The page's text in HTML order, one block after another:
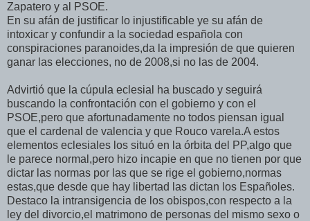
Zapatero y al PSOE.
En su afán de justificar lo injustificable ye su afán de
intoxicar y confundir a la sociedad española con
conspiraciones paranoides,da la impresión de que quieren
ganar las elecciones, no de 2008,si no las de 2004.
Advirtió que la cúpula eclesial ha buscado y seguirá
buscando la confrontación con el gobierno y con el
PSOE,pero que afortunadamente no todos piensan igual
que el cardenal de valencia y que Rouco varela.A estos
elementos eclesiales los situó en la órbita del PP,algo que
le parece normal,pero hizo incapie en que no tienen por que
dictar las normas por las que se rige el gobierno,normas
estas,que desde que hay libertad las dictan los Españoles.
Destaco la intransigencia de los obispos,con respecto a la
ley del divorcio,el matrimono de personas del mismo sexo o